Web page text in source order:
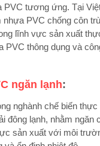
PVC tương ứng. Tại
nhựa PVC chống côn
lĩnh vực sản xuất
PVC thông dụng và
ngăn lạnh:
nghành chế biến thực
đông lạnh, nhằm ngăn
sản xuất với môi